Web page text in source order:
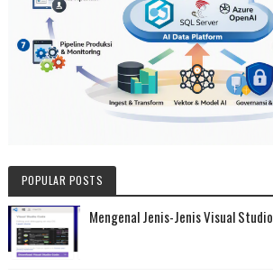
POPULAR POSTS
Mengenal Jenis-Jenis Visual Studio